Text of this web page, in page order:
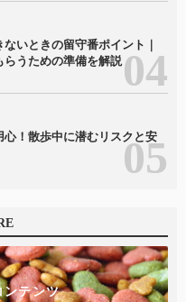
いときの留守番ポイント｜
らうための準備を解説
心！散歩中に潜むリスクと安
ンテンツ